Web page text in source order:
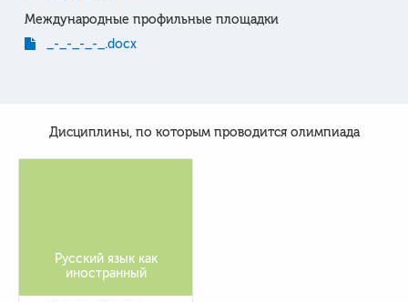
Международные профильные площадки
_-_-_-_-_.docx
Дисциплины, по которым проводится олимпиада
Русский язык как
иностранный